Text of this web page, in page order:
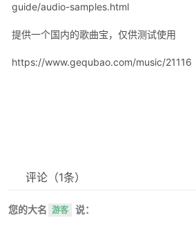
guide/audio-samples.html
提供一个国内的歌曲宝，仅供测试使用
https://www.gequbao.com/music/21116
评论 （1条）
您的大名 游客 说：